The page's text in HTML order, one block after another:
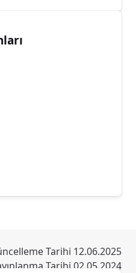
Programı (NRP)
Bir Periyodik
Tarihi 12.06.2025
Tarihi 02.05.2024